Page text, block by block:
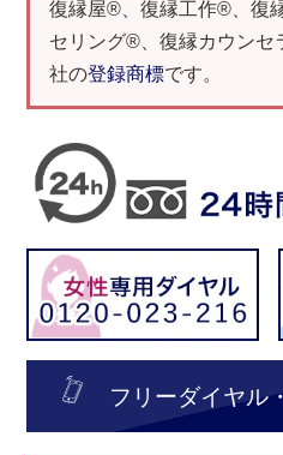
復縁屋®、復縁工作®、復
セリング®、復縁カウンセ
社の登録商標です。
フリーダイヤル